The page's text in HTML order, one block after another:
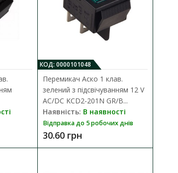
KCD1-
ДО КОШИКА
В закладки
КОД: 0000101048
Перемикач Аско 1 клав.
зелений з підсвічуванням 12 V
AC/DC KCD2-201N GR/B...
Наявність: В наявності
Відправка до 5 робочих днів
30.60 грн